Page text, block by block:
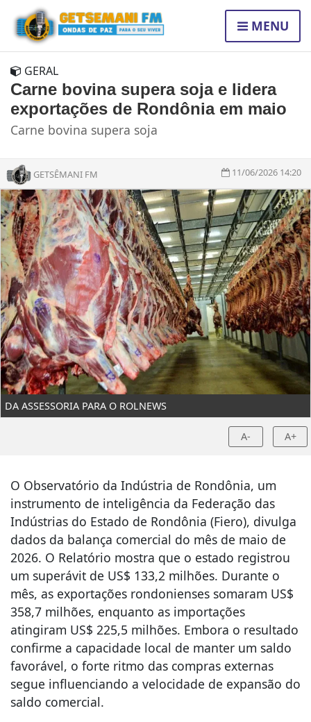
MENU
GERAL
Carne bovina supera soja e lidera
exportações de Rondônia em maio
Carne bovina supera soja
GETSÊMANI FM 11/06/2026 14:20
DA ASSESSORIA PARA O ROLNEWS
A- A+
O Observatório da Indústria de Rondônia, um
instrumento de inteligência da Federação das
Indústrias do Estado de Rondônia (Fiero), divulga
dados da balança comercial do mês de maio de
2026. O Relatório mostra que o estado registrou
um superávit de US$ 133,2 milhões. Durante o
mês, as exportações rondonienses somaram US$
358,7 milhões, enquanto as importações
atingiram US$ 225,5 milhões. Embora o resultado
confirme a capacidade local de manter um saldo
favorável, o forte ritmo das compras externas
segue influenciando a velocidade de expansão do
saldo comercial.